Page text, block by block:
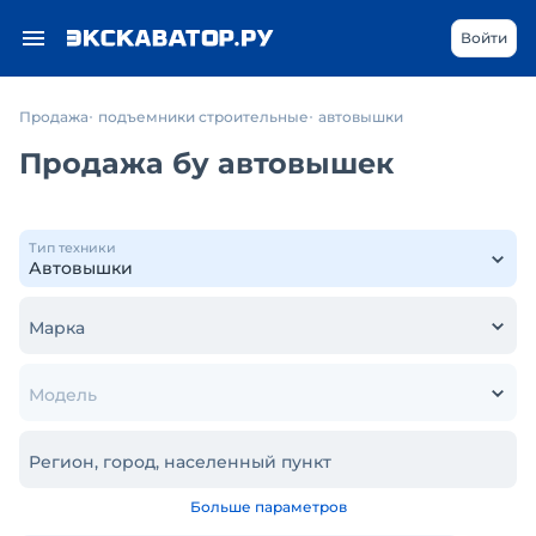
Войти
Продажа подъемники строительные автовышки
Продажа бу автовышек
Тип техники
Марка
Модель
Регион, город, населенный пункт
Больше параметров